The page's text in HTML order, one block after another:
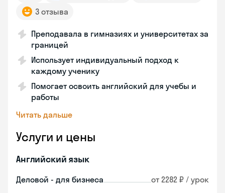
3 отзыва
Преподавала в гимназиях и университетах за
границей
Использует индивидуальный подход к
каждому ученику
Помогает освоить английский для учебы и
работы
Читать дальше
Услуги и цены
Английский язык
Деловой - для бизнеса от 2282 ₽ / урок